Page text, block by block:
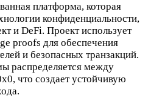
платформа, которая
конфиденциальности,
и DeFi. Проект использует
proofs для обеспечения
и безопасных транзакций.
распределяется между
что создает устойчивую